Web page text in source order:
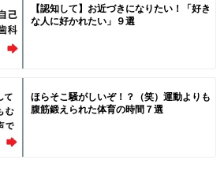
【認知して】お近づきになりたい！「好き
な人に好かれたい」９選
ほらそこ騒がしいぞ！？（笑）運動よりも
腹筋鍛えられた体育の時間７選